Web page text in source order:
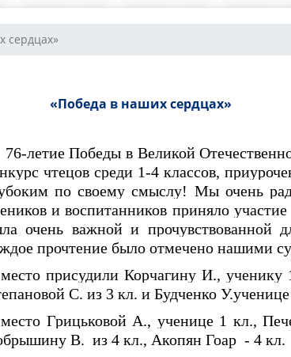
сердцах»
«Победа в наших сердцах»
76-летие Победы в Великой
чтецов среди 1-4 классов,
по своему смыслу! Мы очень
и воспитанников приняло
очень важной и прочувствованной
прочтение было отмечено нашими
место присудили Корчагину И.,
С. из 3 кл. и Будченко
место Грицьковой А., ученице 1 кл.,
В. из 4 кл., Акопян Гоар - 4 кл.